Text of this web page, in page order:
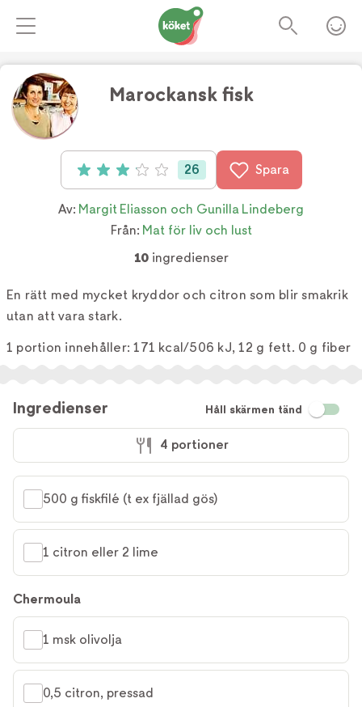
Marockansk ﬁsk
Betyg: 3.1 av 5 (26 röster)
26 Spara
Av: Margit Eliasson och Gunilla Lindeberg
Från: Mat för liv och lust
10ingredienser
En rätt med mycket kryddor och citron som blir smakrik
utan att vara stark.
1 portion innehåller: 171 kcal/506 kJ, 12 g fett. 0 g fiber
Ingredienser Håll skärmen tänd
4 portioner
500 g fiskfilé (t ex fjällad gös)
1 citron eller 2 lime
Chermoula
1 msk olivolja
0,5 citron, pressad